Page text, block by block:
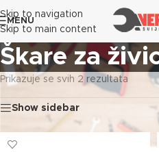
Skip to navigation
Skip to main content
MENU
Škare za
Prikazuje se svih 2 rezultata
Show sidebar